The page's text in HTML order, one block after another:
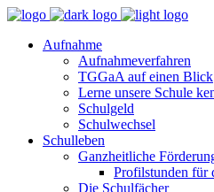
Aufnahme
Aufnahmeverfahren
TGGaA auf einen Blick
Lerne unsere Schule
Schulgeld
Schulwechsel
Schulleben
Ganzheitliche
Profilstunden für
Die Schulfächer